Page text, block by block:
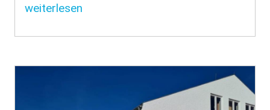
weiterlesen